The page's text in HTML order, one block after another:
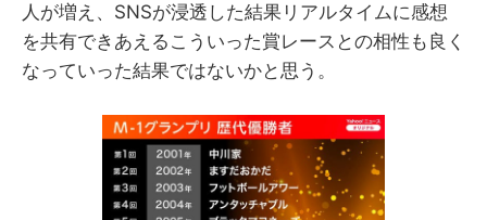
人が増え、SNSが浸透した結果リアルタイムに感想
を共有できあえるこういった賞レースとの相性も良く
なっていった結果ではないかと思う。